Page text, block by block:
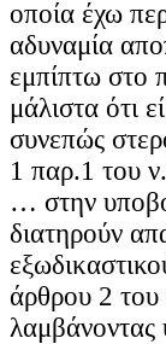
οποία έχω
αδυναμία
εμπίπτω στο
μάλιστα ότι
συνεπώς
1 παρ.1 του
… στην
διατηρούν
άρθρου 2